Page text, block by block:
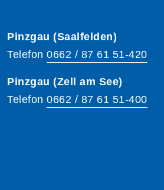
Pinzgau (Saalfelden)
Telefon 0662 / 87 61 51-420
Pinzgau (Zell am See)
Telefon 0662 / 87 61 51-400